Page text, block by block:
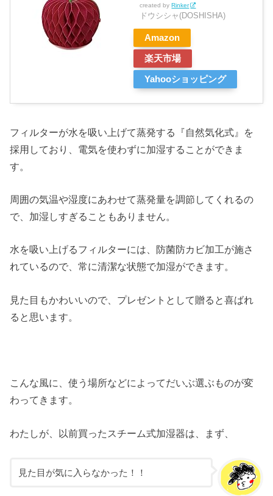
created byRinker
ドウシシャ(DOSHISHA)
Amazon
楽天市場
Yahooショッピング
フィルターが水を吸い上げて蒸発する『自然気化式』を
採用しており、電気を使わずに加湿することができま
す。
周囲の気温や湿度にあわせて蒸発量を調節してくれるの
で、加湿しすぎることもありません。
水を吸い上げるフィルターには、防菌防カビ加工が施さ
れているので、常に清潔な状態で加湿ができます。
見た目もかわいいので、プレゼントとして贈ると喜ばれ
ると思います。
こんな風に、使う場所などによってだいぶ選ぶものが変
わってきます。
わたしが、以前買ったスチーム式加湿器は、まず、
見た目が気に入らなかった！！